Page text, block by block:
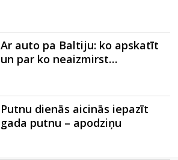
Ar auto pa Baltiju: ko apskatīt
un par ko neaizmirst…
Putnu dienās aicinās iepazīt
gada putnu – apodziņu